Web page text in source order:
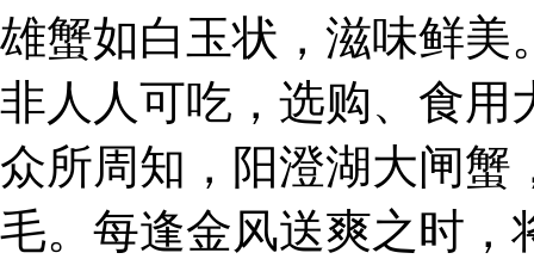
雄蟹如白玉状，滋味鲜美
非人人可吃，选购、食用
众所周知，阳澄湖大闸蟹
毛。每逢金风送爽之时，